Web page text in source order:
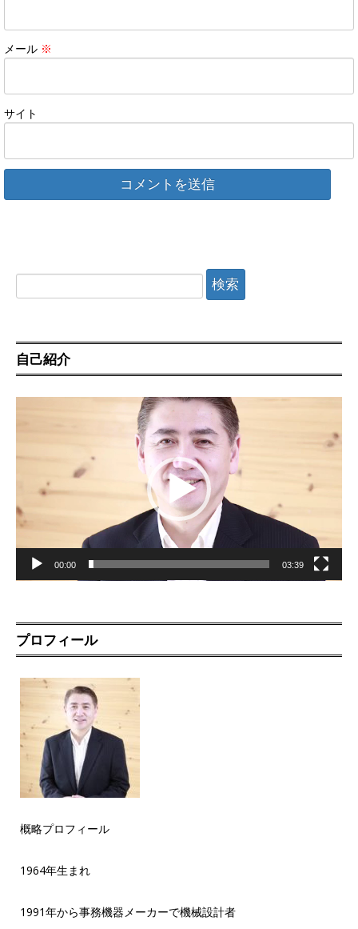
メール ※
サイト
検
索:
自己紹介
動
ヤ
00:00 03:39
プロフィール
概略プロフィール
1964年生まれ
1991年から事務機器メーカーで機械設計者